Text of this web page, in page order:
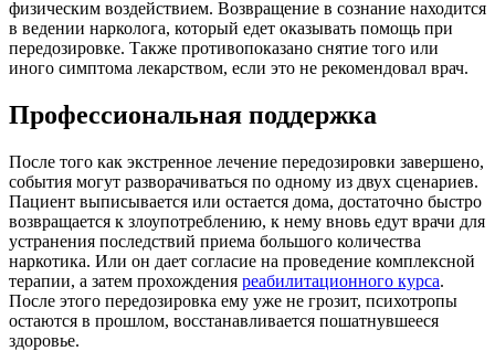
физическим воздействием. Возвращение в сознание находится
в ведении нарколога, который едет оказывать помощь при
передозировке. Также противопоказано снятие того или
иного симптома лекарством, если это не рекомендовал врач.
Профессиональная поддержка
После того как экстренное лечение передозировки завершено,
события могут разворачиваться по одному из двух сценариев.
Пациент выписывается или остается дома, достаточно быстро
возвращается к злоупотреблению, к нему вновь едут врачи для
устранения последствий приема большого количества
наркотика. Или он дает согласие на проведение комплексной
терапии, а затем прохождения реабилитационного курса.
После этого передозировка ему уже не грозит, психотропы
остаются в прошлом, восстанавливается пошатнувшееся
здоровье.